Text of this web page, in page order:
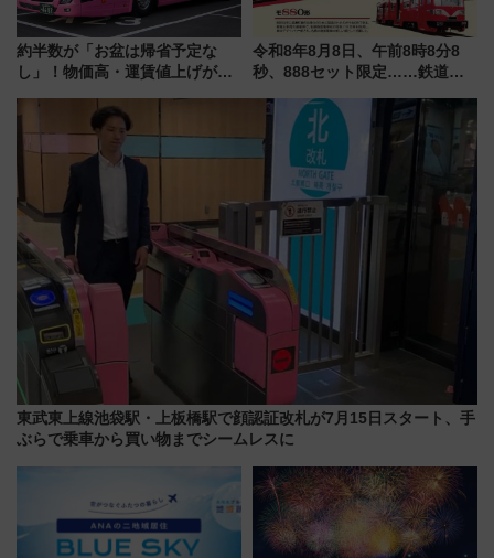
約半数が「お盆は帰省予定な
し」！物価高・運賃値上げが財
りたいけど……【WILLER お盆
帰省動向調査】
令和8年8月8日、午前8時8分8
秒、888セット限定……鉄道各
たち
東武東上線池袋駅・上板橋駅で顔認証改札が7月15日スタート、手
ぶらで乗車から買い物までシームレスに